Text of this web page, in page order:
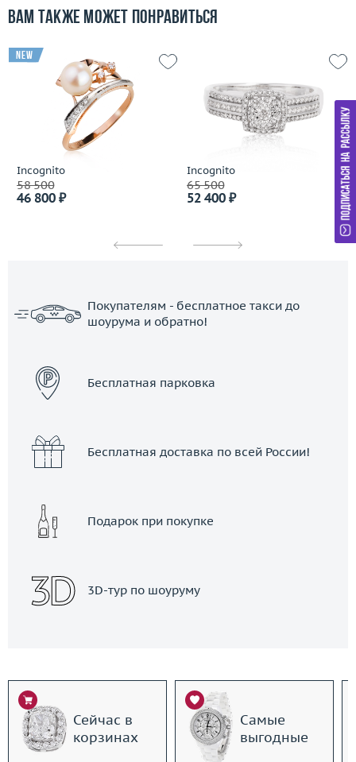
Вам также может понравиться
Incognito
58 500
46 800 ₽
new
Incognito
65 500
52 400 ₽
Покупателям - бесплатное такси до
шоурума и обратно!
Бесплатная парковка
Бесплатная доставка по всей России!
Подарок при покупке
3D-тур по шоуруму
Сейчас в
корзинах
Самые
выгодные